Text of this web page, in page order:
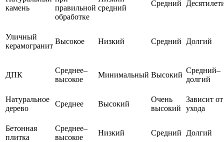
камень
правильной
обработке
средний
Средний
Уличный
керамогранит
Высокое Низкий Средний Долгий
ДПК
Среднее–
высокое
Минимальный Высокий
Средний–
долгий
Натуральное
дерево
Среднее Высокий
Очень
высокий
Зависит от
ухода
Бетонная
плитка
Среднее–
высокое
Низкий Средний Долгий